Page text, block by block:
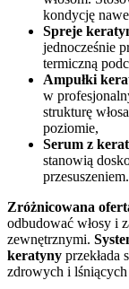
kondycję
Spreje
jednocześnie
termiczną
Ampułki
w
strukturę
poziomie,
Serum z
stanowią
przesuszeniem.
Zróżnicowana
odbudować włosy i
zewnętrznymi.
keratyny przekłada
zdrowych i lśniących